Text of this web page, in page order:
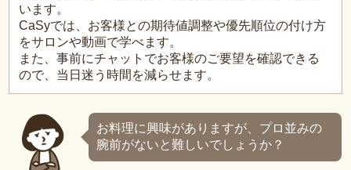
います。
CaSyでは、お客様との期待値調整や優先順位の付け方
をサロンや動画で学べます。
また、事前にチャットでお客様のご要望を確認できる
ので、当日迷う時間を減らせます。
お料理に興味がありますが、プロ並みの
腕前がないと難しいでしょうか？